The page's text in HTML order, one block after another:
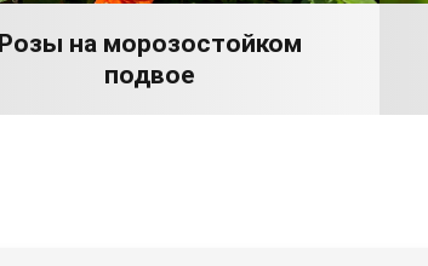
Розы на морозостойком
подвое